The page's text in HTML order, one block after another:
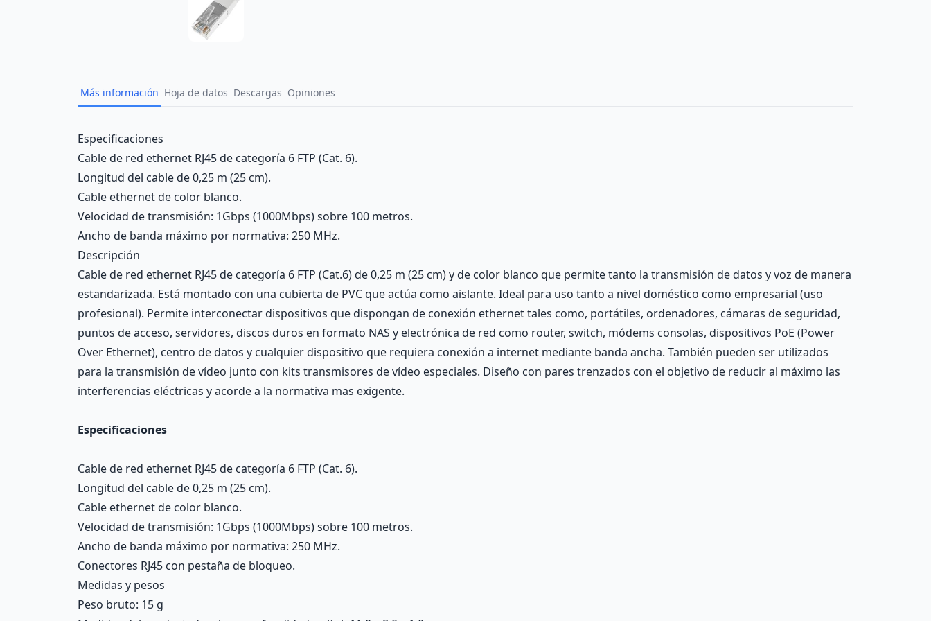
Más información Hoja de datos Descargas Opiniones
Description
Especificaciones
Cable de red ethernet RJ45 de categoría 6 FTP (Cat. 6).
Longitud del cable de 0,25 m (25 cm).
Cable ethernet de color blanco.
Velocidad de transmisión: 1Gbps (1000Mbps) sobre 100 metros.
Ancho de banda máximo por normativa: 250 MHz.
Descripción
Cable de red ethernet RJ45 de categoría 6 FTP (Cat.6) de 0,25 m (25 cm) y de color blanco que permite tanto la transmisión de datos y voz de manera
estandarizada. Está montado con una cubierta de PVC que actúa como aislante. Ideal para uso tanto a nivel doméstico como empresarial (uso
profesional). Permite interconectar dispositivos que dispongan de conexión ethernet tales como, portátiles, ordenadores, cámaras de seguridad,
puntos de acceso, servidores, discos duros en formato NAS y electrónica de red como router, switch, módems consolas, dispositivos PoE (Power
Over Ethernet), centro de datos y cualquier dispositivo que requiera conexión a internet mediante banda ancha. También pueden ser utilizados
para la transmisión de vídeo junto con kits transmisores de vídeo especiales. Diseño con pares trenzados con el objetivo de reducir al máximo las
interferencias eléctricas y acorde a la normativa mas exigente.
Especificaciones
Cable de red ethernet RJ45 de categoría 6 FTP (Cat. 6).
Longitud del cable de 0,25 m (25 cm).
Cable ethernet de color blanco.
Velocidad de transmisión: 1Gbps (1000Mbps) sobre 100 metros.
Ancho de banda máximo por normativa: 250 MHz.
Conectores RJ45 con pestaña de bloqueo.
Medidas y pesos
Peso bruto: 15 g